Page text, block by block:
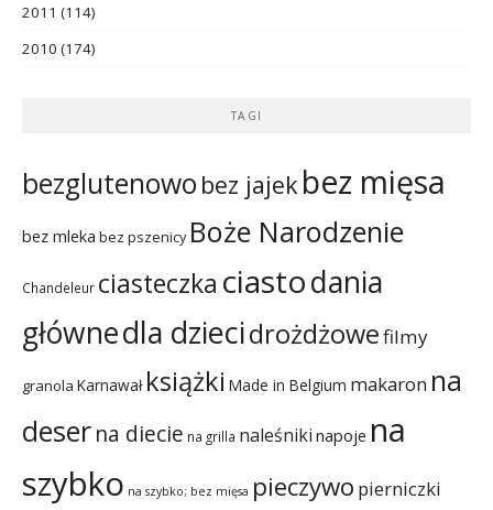
2011 (114)
2010 (174)
TAGI
bezglutenowo bez jajekbez mięsa
bez mleka bez pszenicy Boże Narodzenie
Chandeleur ciasteczka ciastodania
głównedla dziecidrożdżowefilmy
granola Karnawał książki Made in Belgium makaron na
deserna diecie na grilla naleśniki napoje na
szybko na szybko; bez mięsa pieczywo pierniczki